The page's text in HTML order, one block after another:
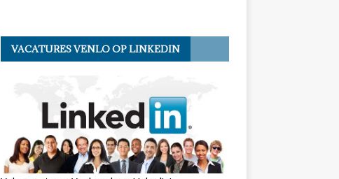
VACATURES VENLO OP LINKEDIN